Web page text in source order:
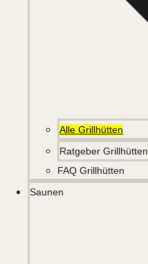
Alle Grillhütten
Ratgeber Grillhütten
FAQ Grillhütten
Saunen